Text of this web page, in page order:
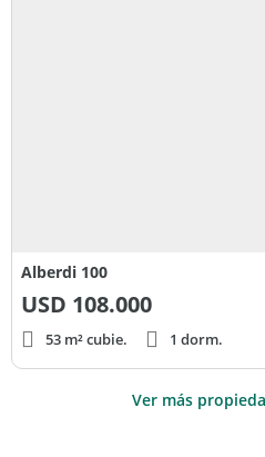
Alberdi 100
USD 108.000
53 m² cubie. 1 dorm.
Ver más